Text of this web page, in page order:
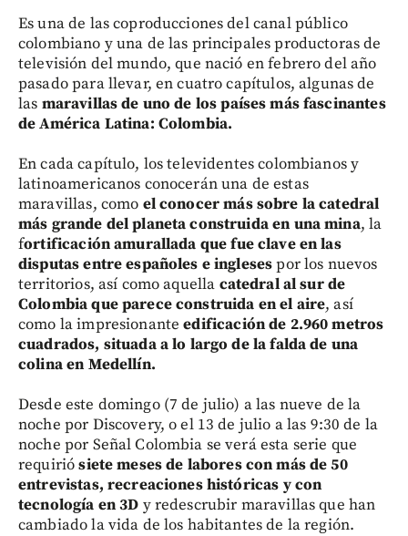
Es una de las coproducciones del canal público
colombiano y una de las principales productoras de
televisión del mundo, que nació en febrero del año
pasado para llevar, en cuatro capítulos, algunas de
las maravillas de uno de los países más fascinantes
de América Latina: Colombia.
En cada capítulo, los televidentes colombianos y
latinoamericanos conocerán una de estas
maravillas, como el conocer más sobre la catedral
más grande del planeta construida en una mina, la
fortificación amurallada que fue clave en las
disputas entre españoles e inglesespor los nuevos
territorios, así como aquella catedral al sur de
Colombia que parece construida en el aire, así
como la impresionanteedificación de 2.960 metros
cuadrados, situada a lo largo de la falda de una
colina en Medellín.
Desde este domingo (7 de julio) a las nueve de la
noche por Discovery, o el 13 de julio a las 9:30 de la
noche por Señal Colombia se verá esta serie que
requiriósiete meses de labores con más de 50
entrevistas, recreaciones históricas y con
tecnología en 3D y redescrubir maravillas que han
cambiado la vida de los habitantes de la región.